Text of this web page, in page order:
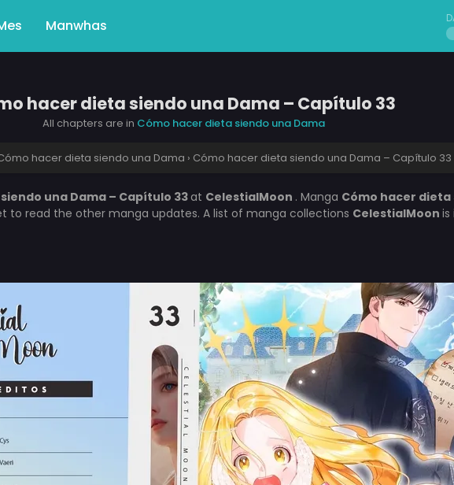
Manwhas
hacer dieta siendo una Dama – Capítulo 33
All chapters are in Cómo hacer dieta siendo una Dama
hacer dieta siendo una Dama › Cómo hacer dieta siendo una Dama – Capítulo 33
una Dama – Capítulo 33at CelestialMoon . Manga Cómo hacer dieta
to read the other manga updates. A list of manga collections CelestialMoon is